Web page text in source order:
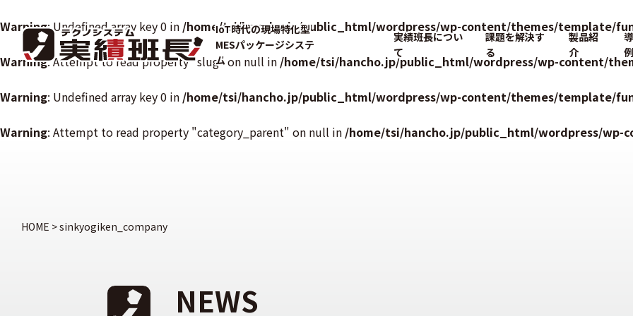
Warning: Undefined array key 0 in /home/tsi/hancho.jp/public_html/wordpress/wp-content/themes/template/
Warning: Attempt to read property "slug" on null in /home/tsi/hancho.jp/public_html/wordpress/wp-content/
Warning: Undefined array key 0 in /home/tsi/hancho.jp/public_html/wordpress/wp-content/themes/template/
Warning: Attempt to read property "category_parent" on null in /home/tsi/hancho.jp/public_html/wordpress/
IoT時代の現場特化型
MESパッケージシステ
ム
実績班長につい
て
課題を解決す
る
製品紹
介
例
HOME >sinkyogiken_company
NEWS